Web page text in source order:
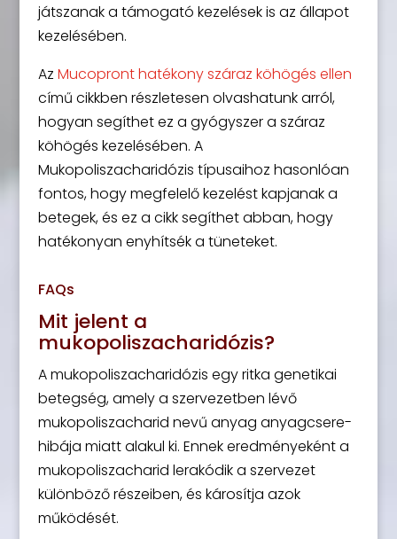
játszanak a támogató kezelések is az állapot
kezelésében.
Az Mucopront hatékony száraz köhögés ellen
című cikkben részletesen olvashatunk arról,
hogyan segíthet ez a gyógyszer a száraz
köhögés kezelésében. A
Mukopoliszacharidózis típusaihoz hasonlóan
fontos, hogy megfelelő kezelést kapjanak a
betegek, és ez a cikk segíthet abban, hogy
hatékonyan enyhítsék a tüneteket.
FAQs
Mit jelent a
mukopoliszacharidózis?
A mukopoliszacharidózis egy ritka genetikai
betegség, amely a szervezetben lévő
mukopoliszacharid nevű anyag anyagcsere-
hibája miatt alakul ki. Ennek eredményeként a
mukopoliszacharid lerakódik a szervezet
különböző részeiben, és károsítja azok
működését.